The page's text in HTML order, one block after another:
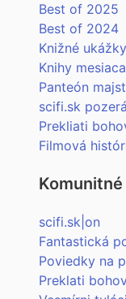
Best of 2025
Best of 2024
Knižné ukážky
Knihy mesiaca
Panteón
scifi.sk pozerá
Prekliati
Filmová
scifi.sk|on
Fantastická
Poviedky na
Preklati